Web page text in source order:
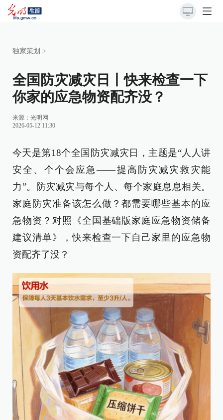
独家策划 >
全国防灾减灾日丨快来检查一下
你家的应急物资配齐没？
来源： 光明网
2026-05-12 11:30
今天是第18个全国防灾减灾日，主题是“人人讲
安全、个个会应急——提高防灾减灾救灾能
力”。防灾减灾与每个人、每个家庭息息相关。
家庭防灾准备该怎么做？都需要哪些基本的应
急物资？对照《全国基础版家庭应急物资储备
建议清单》，快来检查一下自己家里的应急物
资配齐了没？